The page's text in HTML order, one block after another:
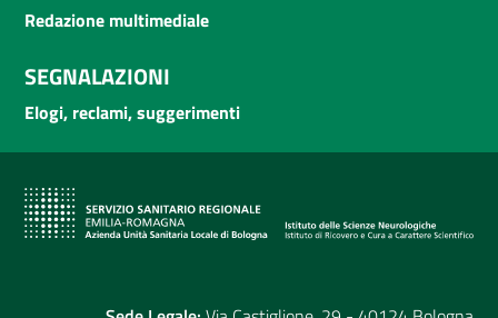
Redazione multimediale
SEGNALAZIONI
Elogi, reclami, suggerimenti